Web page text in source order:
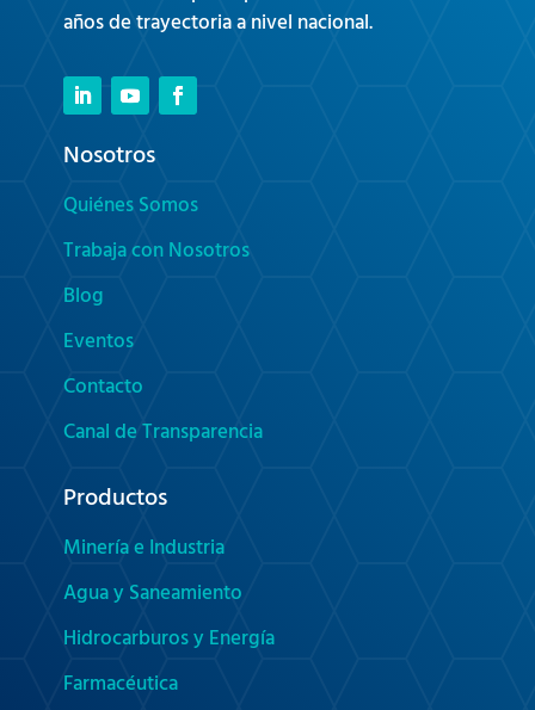
años de trayectoria a nivel nacional.
Nosotros
Quiénes Somos
Trabaja con Nosotros
Blog
Eventos
Contacto
Canal de Transparencia
Productos
Minería e Industria
Agua y Saneamiento
Hidrocarburos y Energía
Farmacéutica